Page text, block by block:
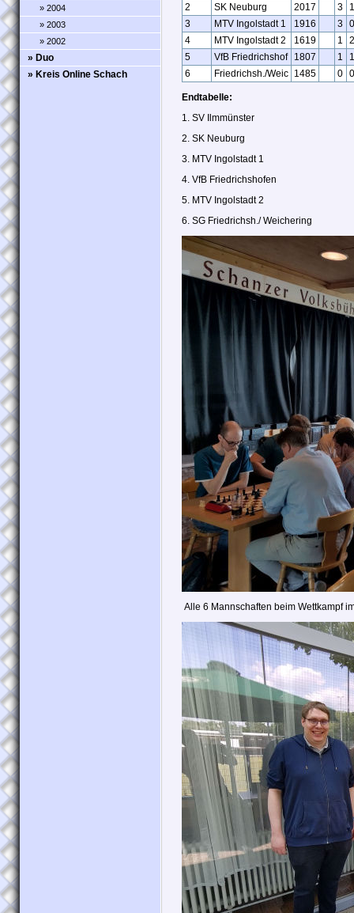
» 2004
» 2003
» 2002
» Duo
» Kreis Online Schach
2
SK Neuburg 2017 3
1
3
MTV Ingolstadt 1 1916 3 0
4
MTV Ingolstadt 2 1619 1
2
5
VfB Friedrichshof 1807 1
1
6
Friedrichsh./Weic 1485 0 0
Endtabelle:
1. SV Ilmmünster 17 :
2. SK Neuburg 14 :
3. MTV Ingolstadt 1 12 :
4. VfB Friedrichshofen 8 :
5. MTV Ingolstadt 2 8 : 12
6. SG Friedrichsh./
Alle 6 Mannschaften beim Wettkampf